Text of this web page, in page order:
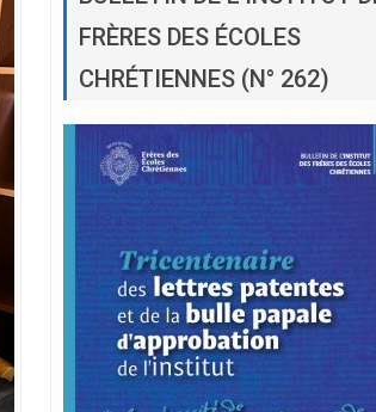
FRÈRES DES ÉCOLES
CHRÉTIENNES (N° 262)